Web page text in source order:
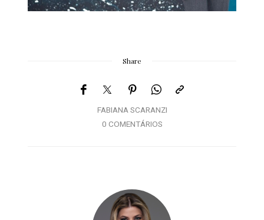
Share
FABIANA SCARANZI
0 COMENTÁRIOS